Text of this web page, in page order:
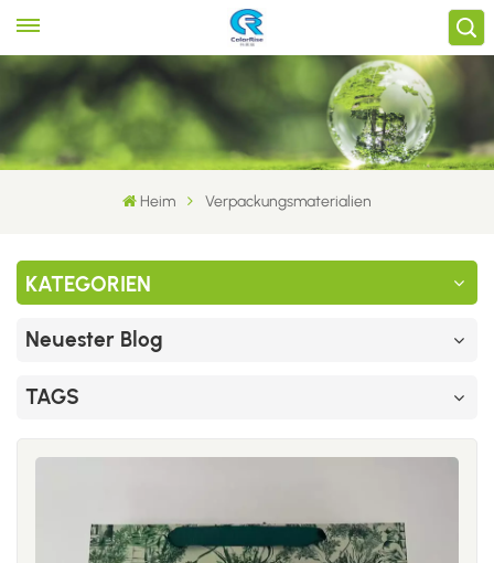
Heim Verpackungsmaterialien
KATEGORIEN
Neuester Blog
TAGS